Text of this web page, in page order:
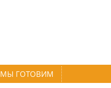
МЫ ГОТОВИМ